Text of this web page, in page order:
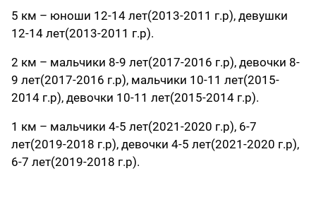
5 км – юноши 12-14 лет(2013-2011 г.р), девушки
12-14 лет(2013-2011 г.р).
2 км – мальчики 8-9 лет(2017-2016 г.р), девочки 8-
9 лет(2017-2016 г.р), мальчики 10-11 лет(2015-
2014 г.р), девочки 10-11 лет(2015-2014 г.р).
1 км – мальчики 4-5 лет(2021-2020 г.р), 6-7
лет(2019-2018 г.р), девочки 4-5 лет(2021-2020 г.р),
6-7 лет(2019-2018 г.р).